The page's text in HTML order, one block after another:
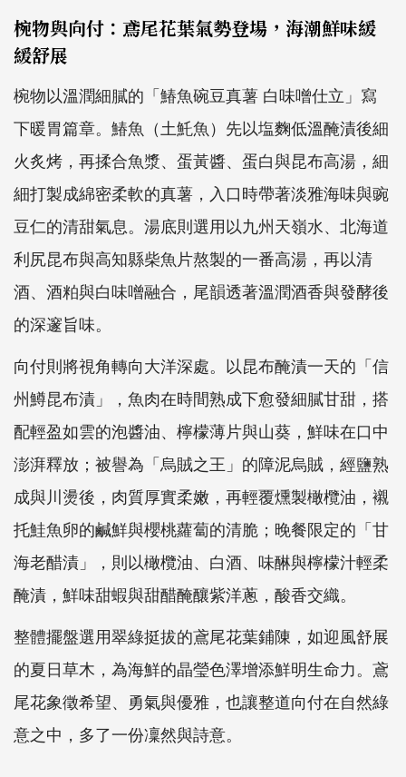
椀物與向付：鳶尾花葉氣勢登場，海潮鮮味緩
緩舒展
椀物以溫潤細膩的「鰆魚碗豆真薯 白味噌仕立」寫
下暖胃篇章。鰆魚（土魠魚）先以塩麴低溫醃漬後細
火炙烤，再揉合魚漿、蛋黃醬、蛋白與昆布高湯，細
細打製成綿密柔軟的真薯，入口時帶著淡雅海味與豌
豆仁的清甜氣息。湯底則選用以九州天嶺水、北海道
利尻昆布與高知縣柴魚片熬製的一番高湯，再以清
酒、酒粕與白味噌融合，尾韻透著溫潤酒香與發酵後
的深邃旨味。
向付則將視角轉向大洋深處。以昆布醃漬一天的「信
州鱒昆布漬」，魚肉在時間熟成下愈發細膩甘甜，搭
配輕盈如雲的泡醬油、檸檬薄片與山葵，鮮味在口中
澎湃釋放；被譽為「烏賊之王」的障泥烏賊，經鹽熟
成與川燙後，肉質厚實柔嫩，再輕覆燻製橄欖油，襯
托鮭魚卵的鹹鮮與櫻桃蘿蔔的清脆；晚餐限定的「甘
海老醋漬」，則以橄欖油、白酒、味醂與檸檬汁輕柔
醃漬，鮮味甜蝦與甜醋醃釀紫洋蔥，酸香交織。
整體擺盤選用翠綠挺拔的鳶尾花葉鋪陳，如迎風舒展
的夏日草木，為海鮮的晶瑩色澤增添鮮明生命力。鳶
尾花象徵希望、勇氣與優雅，也讓整道向付在自然綠
意之中，多了一份凜然與詩意。